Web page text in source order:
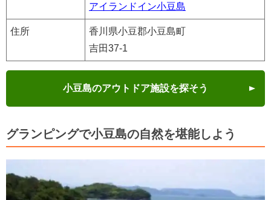
アイランドイン小豆島
住所
香川県小豆郡小豆島町
吉田37-1
小豆島のアウトドア施設を探そう
グランピングで小豆島の自然を堪能しよう